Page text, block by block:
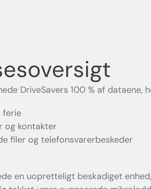
DriveSavers 100 % af dataene,
ferie
og kontakter
filer og telefonsvarerbeskeder
en uopretteligt beskadiget